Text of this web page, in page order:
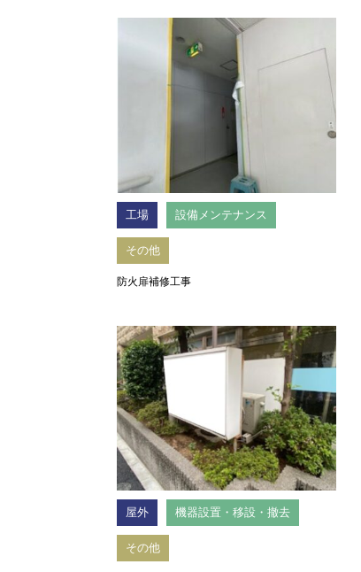
工場 設備メンテナンス
その他
防火扉補修工事
屋外 機器設置・移設・撤去
その他